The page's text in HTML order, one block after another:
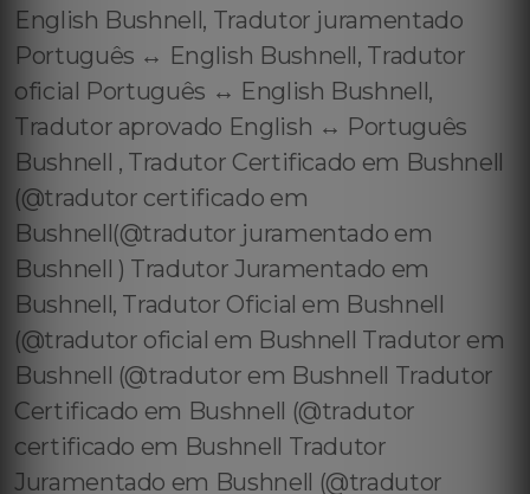
English Bushnell, Tradutor juramentado
Português ↔️ English Bushnell, Tradutor
oficial Português ↔️ English Bushnell,
Tradutor aprovado English ↔️ Português
Bushnell , Tradutor Certificado em Bushnell
(@tradutor certificado em
Bushnell(@tradutor juramentado em
Bushnell ) Tradutor Juramentado em
Bushnell, Tradutor Oficial em Bushnell
(@tradutor oficial em Bushnell Tradutor em
Bushnell (@tradutor em Bushnell Tradutor
Certificado em Bushnell (@tradutor
certificado em Bushnell Tradutor
Juramentado em Bushnell (@tradutor